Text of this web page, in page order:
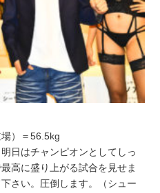
）＝56.5kg
日はチャンピオンとしてしっ
高に盛り上がる試合を見せま
さい。圧倒します。（シュー